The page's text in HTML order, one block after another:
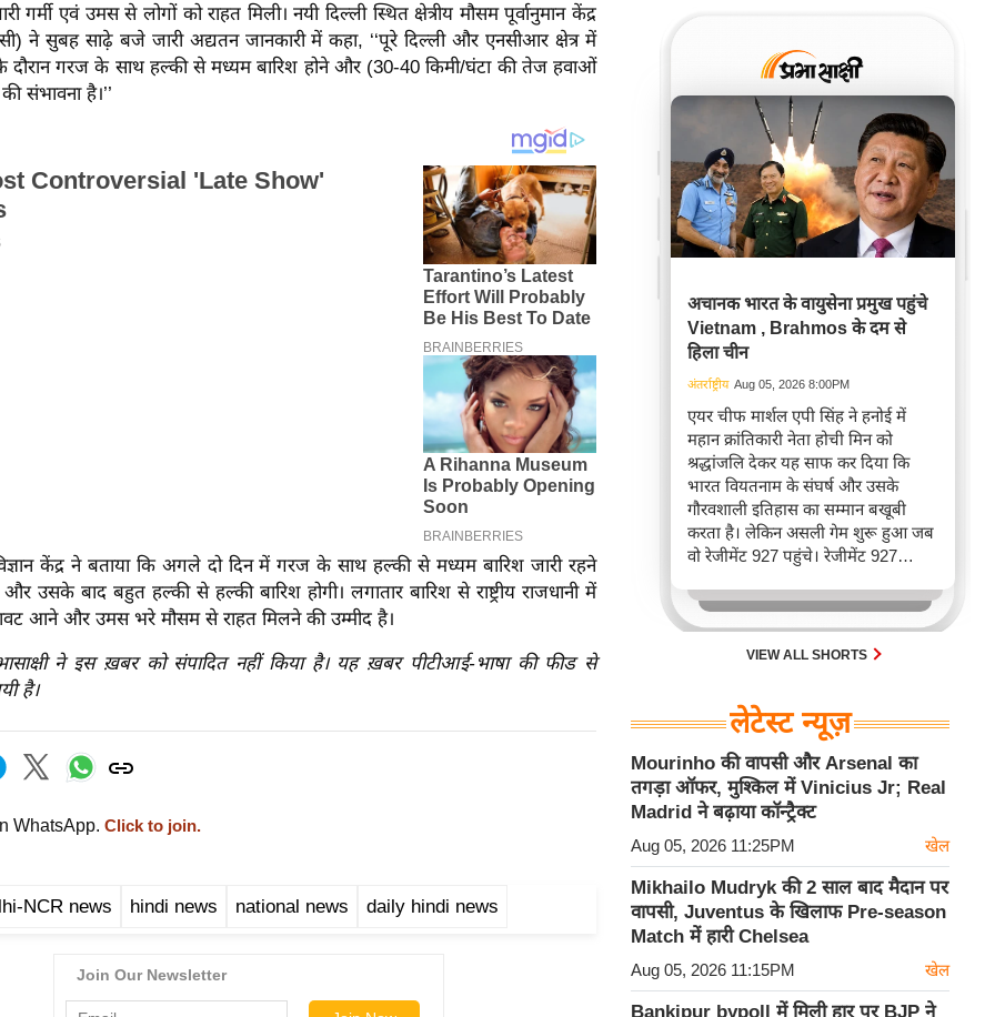
गर्मी एवं उमस से लोगों को राहत मिली। नयी दिल्ली स्थित क्षेत्रीय मौसम पूर्वानुमान केंद्र
ने सुबह साढ़े बजे जारी अद्यतन जानकारी में कहा, ‘‘पूरे दिल्ली और एनसीआर क्षेत्र में
गरज के साथ हल्की से मध्यम बारिश होने और (30-40 किमी/घंटा की तेज हवाओं
संभावना है।’’
केंद्र ने बताया कि अगले दो दिन में गरज के साथ हल्की से मध्यम बारिश जारी रहने
उसके बाद बहुत हल्की से हल्की बारिश होगी। लगातार बारिश से राष्ट्रीय राजधानी में
आने और उमस भरे मौसम से राहत मिलने की उम्मीद है।
ने इस ख़बर को संपादित नहीं किया है। यह ख़बर पीटीआई-भाषा की फीड से
है।
WhatsApp. Click to join.
NCR news hindi news national news daily hindi news
अचानक भारत के वायुसेना प्रमुख पहुंचे
Vietnam , Brahmos के दम से
हिला चीन
अंतर्राष्ट्रीय Aug 05, 2026 8:00PM
एयर चीफ मार्शल एपी सिंह ने हनोई में
महान क्रांतिकारी नेता होची मिन को
श्रद्धांजलि देकर यह साफ कर दिया कि
भारत वियतनाम के संघर्ष और उसके
गौरवशाली इतिहास का सम्मान बखूबी
करता है। लेकिन असली गेम शुरू हुआ जब
वो रेजीमेंट 927 पहुंचे। रेजीमेंट 927
एयर चीफ ने सीधे वियतनामी फाइटर
पायलट से बातचीत की। वियतनाम भी सुई
30 एम के भी उड़ाता है और भारत के पास
VIEW ALL SHORTS
लेटेस्ट न्यूज़
Mourinho की वापसी और Arsenal का
तगड़ा ऑफर, मुश्किल में Vinicius Jr; Real
Madrid ने बढ़ाया कॉन्ट्रैक्ट
Aug 05, 2026 11:25PM खेल
Mikhailo Mudryk की 2 साल बाद मैदान पर
वापसी, Juventus के खिलाफ Pre-season
Match में हारी Chelsea
Aug 05, 2026 11:15PM खेल
Bankipur bypoll में मिली हार पर BJP ने